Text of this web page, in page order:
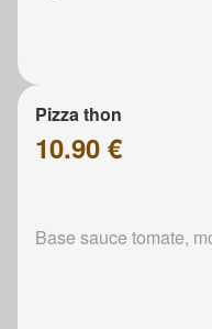
Pizza thon
10.90 €
Base sauce tomate,